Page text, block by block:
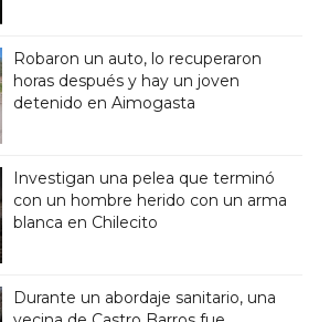
Robaron un auto, lo recuperaron
horas después y hay un joven
detenido en Aimogasta
Investigan una pelea que terminó
con un hombre herido con un arma
blanca en Chilecito
Durante un abordaje sanitario, una